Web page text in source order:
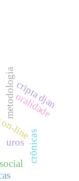
line
metodologiaoralidade
uros crônicas
cripta djan